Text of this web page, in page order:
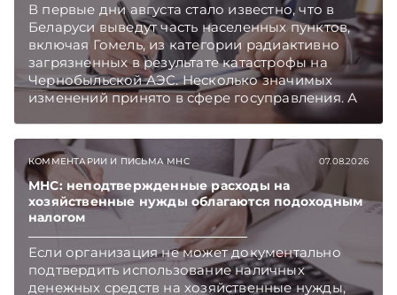
В первые дни августа стало известно, что в
Беларуси выведут часть населенных пунктов,
включая Гомель, из категории радиактивно
загрязненных в результате катастрофы на
Чернобыльской АЭС. Несколько значимых
изменений принято в сфере госуправления. А
бизнесу вновь дали надежду на сокращение
который приходится изучать ежегодно.
Очередные меры по оптимизации
нормотворчества предусмотрены в
постановлении Совмина. Подписывайтесь на
Telegram‑канал и Viber. Главное об экономике
Беларуси — раньше, чем в новостях
TelegramViber
КОММЕНТАРИИ И ПИСЬМА МНС 07.08.2026
МНС: неподтвержденные расходы на
хозяйственные нужды облагаются подоходным
налогом
Если организация не может документально
подтвердить использование наличных
денежных средств на хозяйственные нужды,